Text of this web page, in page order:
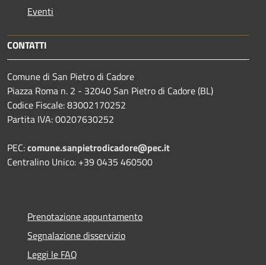
Eventi
CONTATTI
Comune di San Pietro di Cadore
Piazza Roma n. 2 - 32040 San Pietro di Cadore (BL)
Codice Fiscale: 83002170252
Partita IVA: 00207630252
PEC:comune.sanpietrodicadore@pec.it
Centralino Unico: +39 0435 460500
Prenotazione appuntamento
Segnalazione disservizio
Leggi le FAQ